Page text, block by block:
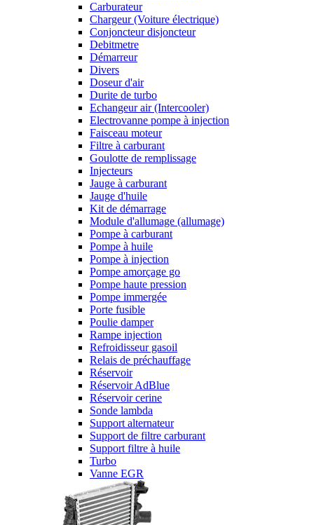
Carburateur
Chargeur (Voiture électrique)
Conjoncteur disjoncteur
Debitmetre
Démarreur
Divers
Doseur d'air
Durite de turbo
Echangeur air (Intercooler)
Electrovanne pompe à injection
Faisceau moteur
Filtre à carburant
Goulotte de remplissage
Injecteurs
Jauge à carburant
Jauge d'huile
Kit de démarrage
Module d'allumage (allumage)
Pompe à carburant
Pompe à huile
Pompe à injection
Pompe amorçage go
Pompe haute pression
Pompe immergée
Porte fusible
Poulie damper
Rampe injection
Refroidisseur gasoil
Relais de préchauffage
Réservoir
Réservoir AdBlue
Réservoir cerine
Sonde lambda
Support alternateur
Support de filtre carburant
Support filtre à huile
Turbo
Vanne EGR